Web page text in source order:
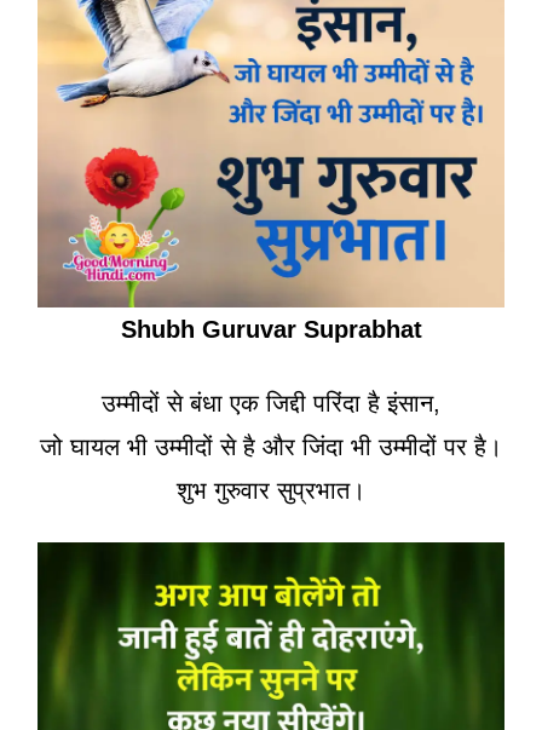
Shubh Guruvar Suprabhat
उम्मीदों से बंधा एक जिद्दी परिंदा है इंसान,
जो घायल भी उम्मीदों से है और जिंदा भी उम्मीदों पर है।
शुभ गुरुवार सुप्रभात।